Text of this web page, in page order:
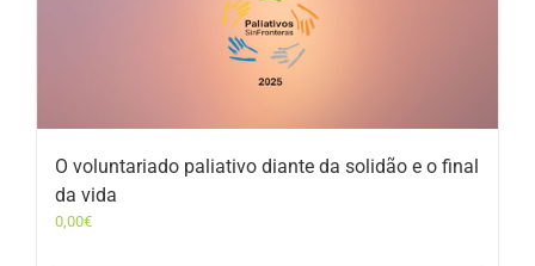
O voluntariado paliativo diante da solidão e o final
da vida
0,00€